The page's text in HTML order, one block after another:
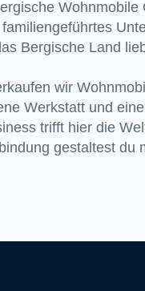
Wohnmobile
Bergische Land
wir
Werkstatt und
trifft hier die
gestaltest du